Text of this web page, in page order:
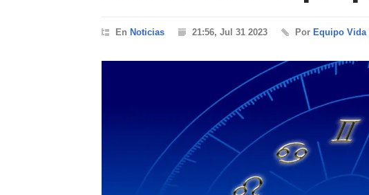
En Noticias 21:56, Jul 31 2023 Por Equipo Vida